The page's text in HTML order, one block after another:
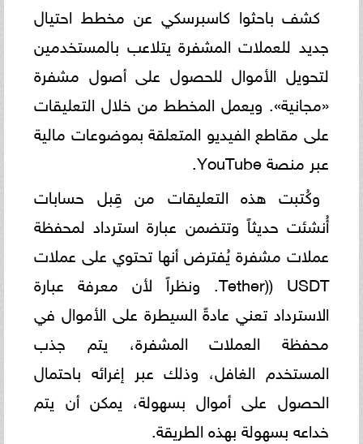
كشف باحثوا كاسبرسكي عن مخطط احتيال
جديد للعملات المشفرة يتلاعب بالمستخدمين
لتحويل الأموال للحصول على أصول مشفرة
«مجانية». ويعمل المخطط من خلال التعليقات
على مقاطع الفيديو المتعلقة بموضوعات مالية
عبر منصة YouTube.
وكُتبت هذه التعليقات من قِبل حسابات
أُنشئت حديثاً وتتضمن عبارة استرداد لمحفظة
عملات مشفرة يُفترض أنها تحتوي على عملات
Tether)) USDT. ونظراً لأن معرفة عبارة
الاسترداد تعني عادةً السيطرة على الأموال في
محفظة العملات المشفرة، يتم جذب
المستخدم الغافل، وذلك عبر إغرائه باحتمال
الحصول على أموال بسهولة، يمكن أن يتم
خداعه بسهولة بهذه الطريقة.